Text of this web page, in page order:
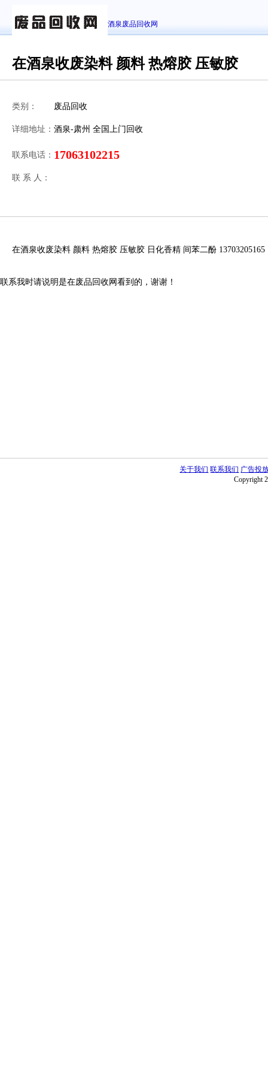
酒泉废品回收网
在酒泉收废染料 颜料 热熔胶 压敏胶
类别： 废品回收
详细地址： 酒泉-肃州 全国上门回收
联系电话： 17063102215
联 系 人：
在酒泉收废染料 颜料 热熔胶 压敏胶 日化香精 间苯二酚 13703205165
联系我时请说明是在废品回收网看到的，谢谢！
关于我们 联系我们 广告投
Copyright